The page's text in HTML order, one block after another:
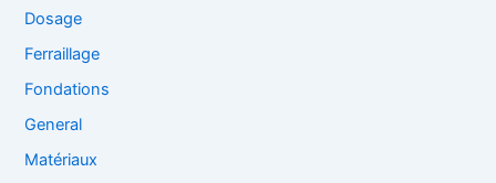
Dosage
Ferraillage
Fondations
General
Matériaux